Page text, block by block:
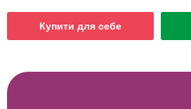
Купити для себе